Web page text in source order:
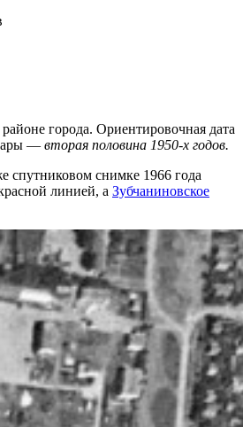
города. Ориентировочная дата
— вторая половина 1950-х годов.
спутниковом снимке 1966 года
линией, а Зубчаниновское